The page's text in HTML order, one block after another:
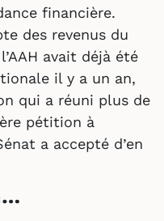
financière.
des revenus du
avait déjà été
il y a un an,
qui a réuni plus de
pétition à
a accepté d’en